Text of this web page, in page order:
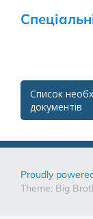
Post
Список
документів
Proudly
Theme: Big